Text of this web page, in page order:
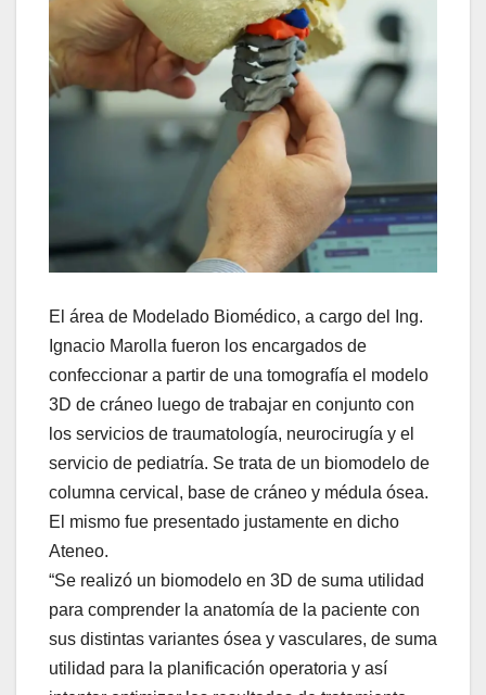
El área de Modelado Biomédico, a cargo del Ing.
Ignacio Marolla fueron los encargados de
confeccionar a partir de una tomografía el modelo
3D de cráneo luego de trabajar en conjunto con
los servicios de traumatología, neurocirugía y el
servicio de pediatría. Se trata de un biomodelo de
columna cervical, base de cráneo y médula ósea.
El mismo fue presentado justamente en dicho
Ateneo.
“Se realizó un biomodelo en 3D de suma utilidad
para comprender la anatomía de la paciente con
sus distintas variantes ósea y vasculares, de suma
utilidad para la planificación operatoria y así